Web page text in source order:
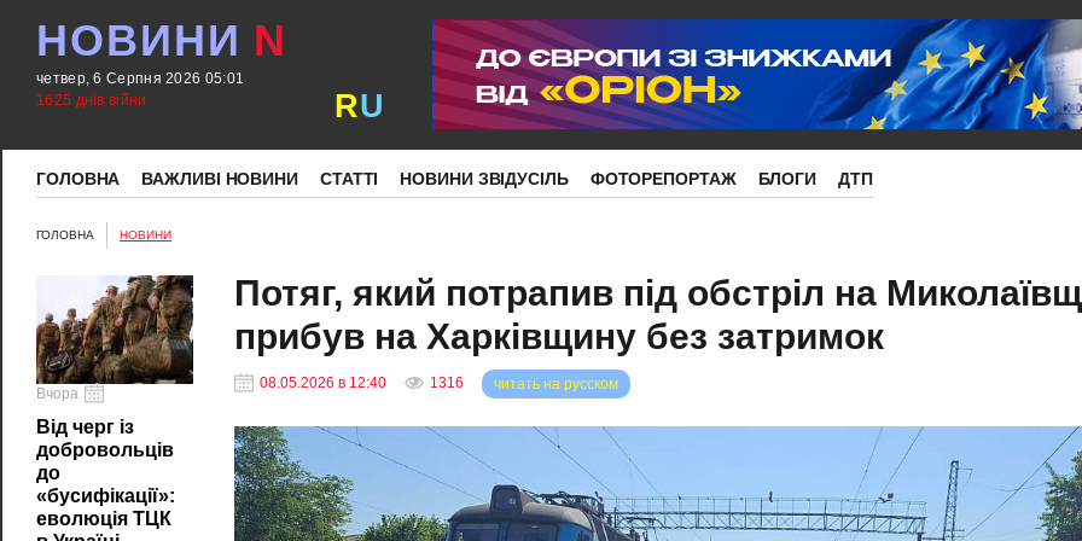
НОВИНИ N
четвер, 6 Серпня 2026 05:01
1625 днів війни
RU
ГОЛОВНА ВАЖЛИВІ НОВИНИ СТАТТІ НОВИНИ ЗВІДУСІЛЬ ФОТОРЕПОРТАЖ БЛОГИ ДТП
ГОЛОВНА НОВИНИ
Вчора
Від черг із
добровольців
до
«бусифікації»:
еволюція ТЦК
Потяг, який потрапив під обстріл на
прибув на Харківщину без затримок
08.05.2026 в 12:40 1316 читать на русском